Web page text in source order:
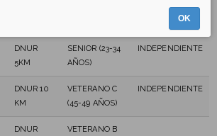
INDEPENDIENTE
DNUR
5KM
SENIOR (23-34
AÑOS)
INDEPENDIENTE
DNUR 10
KM
VETERANO C
(45-49 AÑOS)
INDEPENDIENTE
DNUR
VETERANO B
OK